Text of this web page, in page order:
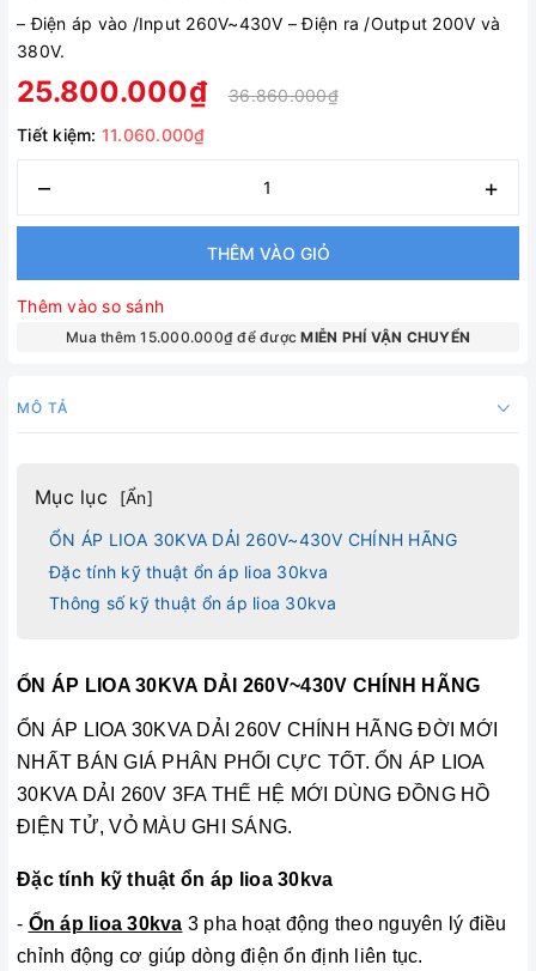
–Điện áp vào /Input 260V~430V –Điện ra /Output 200V và
380V.
25.800.000₫
36.860.000₫
Tiết kiệm: 11.060.000₫
– +
THÊM VÀO GIỎ
Thêm vào so sánh
Mua thêm 15.000.000₫ để đượcMIỄN PHÍ VẬN CHUYỂN
MÔ TẢ
Mục lục [Ẩn]
ỔN ÁP LIOA 30KVA DẢI 260V~430V CHÍNH HÃNG
Đặc tính kỹ thuật ổn áp lioa 30kva
Thông số kỹ thuật ổn áp lioa 30kva
ỔN ÁP LIOA 30KVA DẢI 260V~430V CHÍNH HÃNG
ỔN ÁP LIOA 30KVA DẢI 260V CHÍNH HÃNG ĐỜI MỚI
NHẤT BÁN GIÁ PHÂN PHỐI CỰC TỐT. ỔN ÁP LIOA
30KVA DẢI 260V 3FA THẾ HỆ MỚI DÙNG ĐỒNG HỒ
ĐIỆN TỬ, VỎ MÀU GHI SÁNG.
Đặc tính kỹ thuật ổn áp lioa 30kva
- Ổn áp lioa 30kva 3 pha hoạt động theo nguyên lý điều
chỉnh động cơ giúp dòng điện ổn định liên tục.